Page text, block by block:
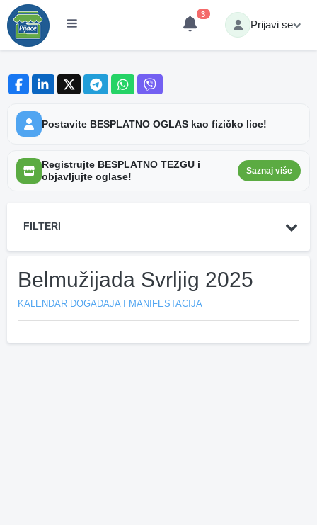
3
Prijavi se
Postavite BESPLATNO OGLAS kao fizičko lice!
Registrujte BESPLATNO TEZGU i
objavljujte oglase!
Saznaj više
FILTERI
Belmužijada Svrljig 2025
KALENDAR DOGAĐAJA I MANIFESTACIJA